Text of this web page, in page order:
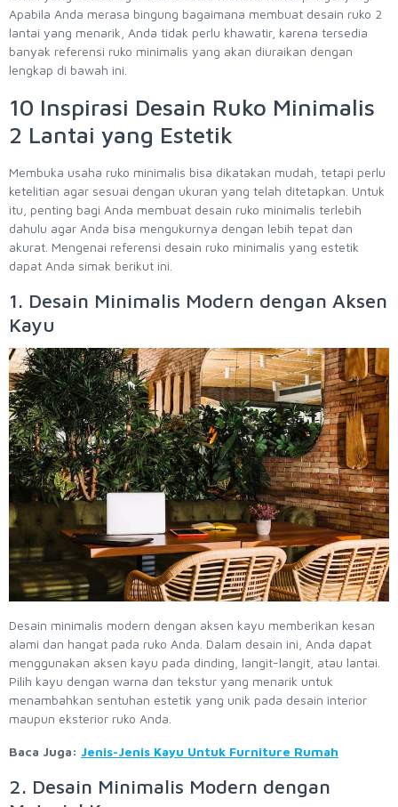
Apabila Anda merasa bingung bagaimana membuat desain ruko 2
lantai yang menarik, Anda tidak perlu khawatir, karena tersedia
banyak referensi ruko minimalis yang akan diuraikan dengan
lengkap di bawah ini.
10 Inspirasi Desain Ruko Minimalis
2 Lantai yang Estetik
Membuka usaha ruko minimalis bisa dikatakan mudah, tetapi perlu
ketelitian agar sesuai dengan ukuran yang telah ditetapkan. Untuk
itu, penting bagi Anda membuat desain ruko minimalis terlebih
dahulu agar Anda bisa mengukurnya dengan lebih tepat dan
akurat. Mengenai referensi desain ruko minimalis yang estetik
dapat Anda simak berikut ini.
1. Desain Minimalis Modern dengan Aksen
Kayu
Desain minimalis modern dengan aksen kayu memberikan kesan
alami dan hangat pada ruko Anda. Dalam desain ini, Anda dapat
menggunakan aksen kayu pada dinding, langit-langit, atau lantai.
Pilih kayu dengan warna dan tekstur yang menarik untuk
menambahkan sentuhan estetik yang unik pada desain interior
maupun eksterior ruko Anda.
Baca Juga: Jenis-Jenis Kayu Untuk Furniture Rumah
2. Desain Minimalis Modern dengan